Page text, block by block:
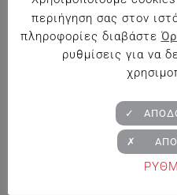
Κτήμα Παπαργυρίου The
Προσθήκη
περιήγηση σας στον
πληροφορίες διαβάστε
ρυθμίσεις για να
✓
✗